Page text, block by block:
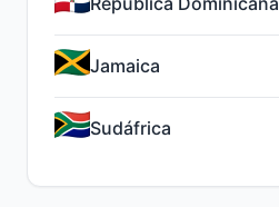
Jamaica
Sudáfrica